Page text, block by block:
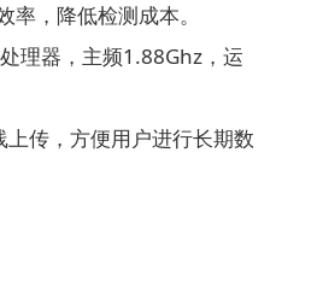
，降低检测成本。
理器，主频1.88Ghz，运
传，方便用户进行长期数